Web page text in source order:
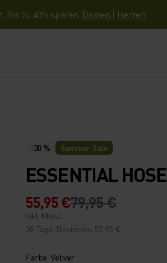
Bis zu 40% sparen. Damen | Herren
-30 % Summer Sale
ESSENTIAL HOSE
55,95 €79,95 €
inkl. Mwst.
30-Tage-Bestpreis: 55,95 €
Farbe: Vetiver